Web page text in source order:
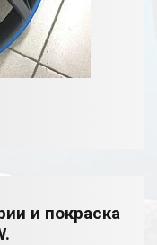
и покраска